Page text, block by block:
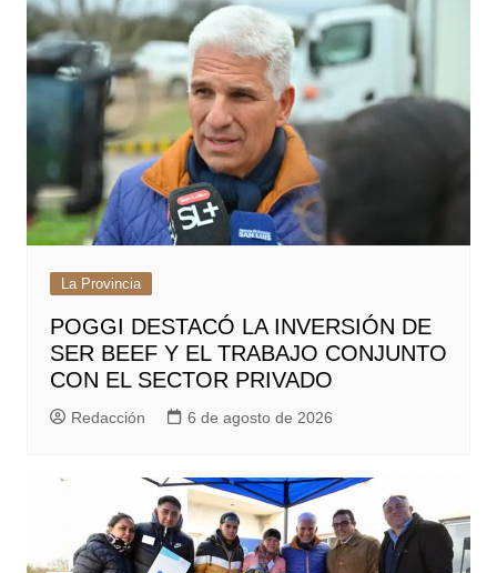
La Provincia
POGGI DESTACÓ LA INVERSIÓN DE
SER BEEF Y EL TRABAJO CONJUNTO
CON EL SECTOR PRIVADO
Redacción 6 de agosto de 2026